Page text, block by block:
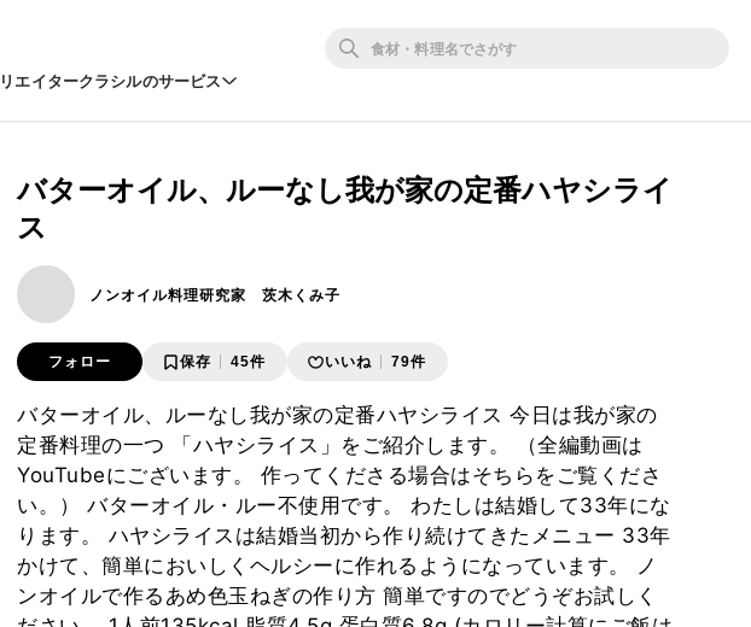
エイタークラシルのサービス
バターオイル、ルーなし我が家の定番ハヤシライ
ス
ノンオイル料理研究家 茨木くみ子
フォロー 保存 45件 いいね 79件
バターオイル、ルーなし我が家の定番ハヤシライス 今日は我が家の
定番料理の一つ 「ハヤシライス」をご紹介します。 （全編動画は
YouTubeにございます。 作ってくださる場合はそちらをご覧くださ
い。） バターオイル・ルー不使用です。 わたしは結婚して33年にな
ります。 ハヤシライスは結婚当初から作り続けてきたメニュー 33年
かけて、簡単においしくヘルシーに作れるようになっています。 ノ
ンオイルで作るあめ色玉ねぎの作り方 簡単ですのでどうぞお試しく